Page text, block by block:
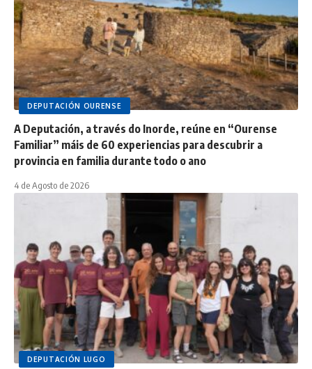
DEPUTACIÓN OURENSE
A Deputación, a través do Inorde, reúne en “Ourense
Familiar” máis de 60 experiencias para descubrir a
provincia en familia durante todo o ano
4 de Agosto de 2026
DEPUTACIÓN LUGO